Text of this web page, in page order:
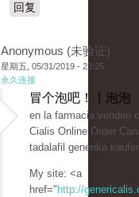
回复
Anonymous (未验证)
星期五, 05/31/2019 - 23:25
永久连接
冒个泡吧！ | 泡泡
en la farmacia venden
Cialis Online Order
tadalafil generika
My site: <a
href=" http://